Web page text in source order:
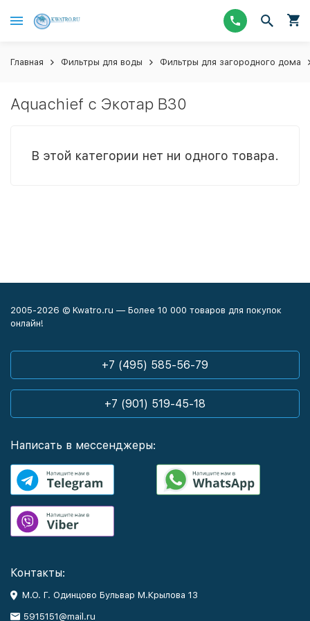
Главная Фильтры для воды Фильтры для загородного дома
Aquachief с Экотар В30
В этой категории нет ни одного товара.
2005-2026 © Kwatro.ru — Более 10 000 товаров для покупок
онлайн!
+7 (495) 585-56-79
+7 (901) 519-45-18
Написать в мессенджеры:
Контакты:
М.О. Г. Одинцово Бульвар М.Крылова 13
5915151@mail.ru